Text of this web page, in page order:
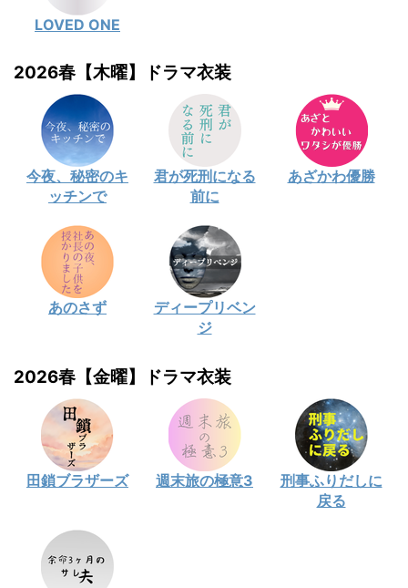
LOVED ONE
2026春【木曜】ドラマ衣装
今夜、秘密のキ
ッチンで
君が死刑になる
前に
あざかわ優勝
あのさず
ディープリベン
ジ
2026春【金曜】ドラマ衣装
田鎖ブラザーズ 週末旅の極意3
刑事ふりだしに
戻る